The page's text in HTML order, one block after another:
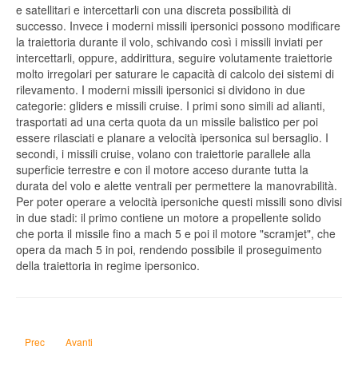
e satellitari e intercettarli con una discreta possibilità di
successo. Invece i moderni missili ipersonici possono modificare
la traiettoria durante il volo, schivando così i missili inviati per
intercettarli, oppure, addirittura, seguire volutamente traiettorie
molto irregolari per saturare le capacità di calcolo dei sistemi di
rilevamento. I moderni missili ipersonici si dividono in due
categorie: gliders e missili cruise. I primi sono simili ad alianti,
trasportati ad una certa quota da un missile balistico per poi
essere rilasciati e planare a velocità ipersonica sul bersaglio. I
secondi, i missili cruise, volano con traiettorie parallele alla
superficie terrestre e con il motore acceso durante tutta la
durata del volo e alette ventrali per permettere la manovrabilità.
Per poter operare a velocità ipersoniche questi missili sono divisi
in due stadi: il primo contiene un motore a propellente solido
che porta il missile fino a mach 5 e poi il motore "scramjet", che
opera da mach 5 in poi, rendendo possibile il proseguimento
della traiettoria in regime ipersonico.
Articolo precedente: Antenne di telecomunicazioni sulla nuova casa
Prec Articolo successivo: Geotermico Domestico
Avanti